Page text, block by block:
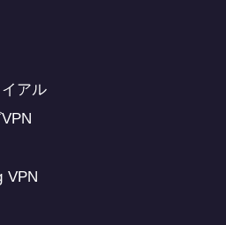
アル
VPN